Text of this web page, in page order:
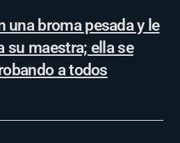
una broma pesada y le
su maestra; ella se
a todos